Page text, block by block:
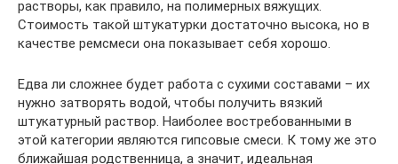
растворы, как правило, на полимерных вяжущих.
Стоимость такой штукатурки достаточно высока, но в
качестве ремсмеси она показывает себя хорошо.
Едва ли сложнее будет работа с сухими составами – их
нужно затворять водой, чтобы получить вязкий
штукатурный раствор. Наиболее востребованными в
этой категории являются гипсовые смеси. К тому же это
ближайшая родственница, а значит, идеальная